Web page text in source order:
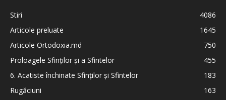
Stiri
4086
Articole preluate
1645
Articole Ortodoxia.md
750
Proloagele Sfinților și a Sfintelor
455
6. Acatiste închinate Sfinților și Sfintelor
183
Rugăciuni
163